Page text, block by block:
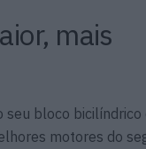
mais
seu bloco
motores do